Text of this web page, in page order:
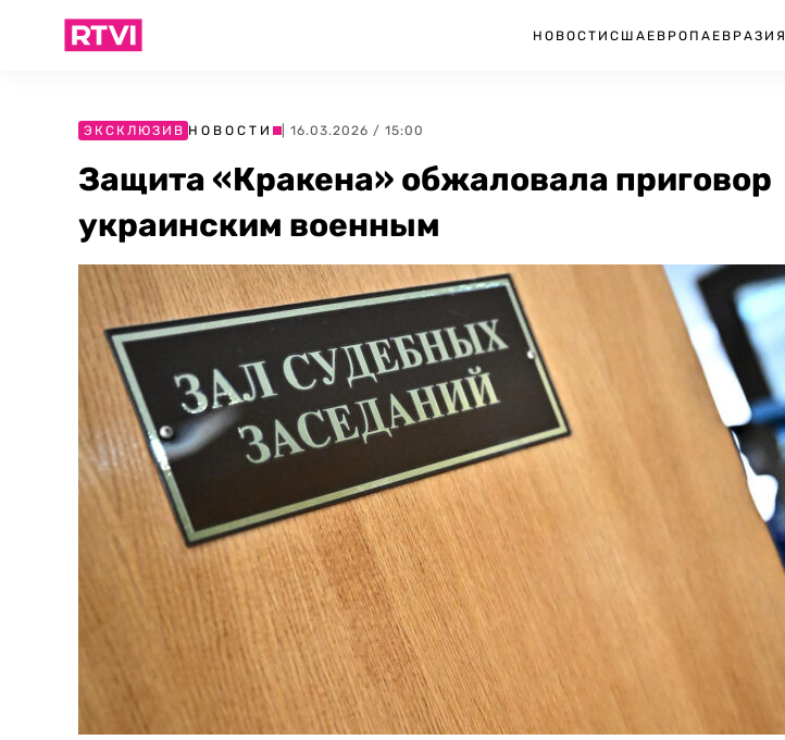
НОВОСТИ США ЕВРОПА ЕВРАЗИЯ
ЭКСКЛЮЗИВ НОВОСТИ | 16.03.2026 / 15:00
Защита «Кракена» обжаловала приговор
украинским военным